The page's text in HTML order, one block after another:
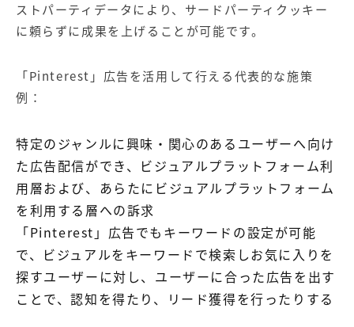
ストパーティデータにより、サードパーティクッキー
に頼らずに成果を上げることが可能です。
「Pinterest」広告を活用して行える代表的な施策
例：
特定のジャンルに興味・関心のあるユーザーへ向け
た広告配信ができ、ビジュアルプラットフォーム利
用層および、あらたにビジュアルプラットフォーム
を利用する層への訴求
「Pinterest」広告でもキーワードの設定が可能
で、ビジュアルをキーワードで検索しお気に入りを
探すユーザーに対し、ユーザーに合った広告を出す
ことで、認知を得たり、リード獲得を行ったりする